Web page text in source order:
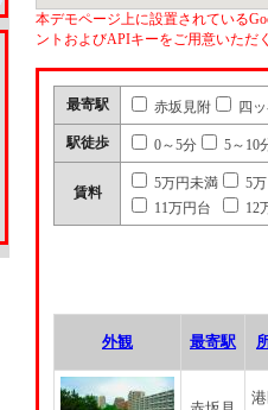
本デモページ上に設置されている
ントおよびAPIキーをご用意いただ
最寄駅 赤坂見附 四
駅徒歩 0～5分 5～10
賃料
5万円未満
5
11万円台
12
外観 最寄駅